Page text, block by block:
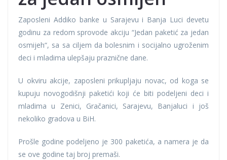
Zaposleni Addiko banke u Sarajevu i Banja Luci devetu
godinu za redom sprovode akciju “Jedan paketić za jedan
osmijeh“, sa sa ciljem da bolesnim i socijalno ugroženim
deci i mladima ulepšaju praznične dane.
U okviru akcije, zaposleni prikupljaju novac, od koga se
kupuju novogodišnji paketići koji će biti podeljeni deci i
mladima u Zenici, Gračanici, Sarajevu, Banjaluci i još
nekoliko gradova u BiH.
Prošle godine podeljeno je 300 paketića, a namera je da
se ove godine taj broj premaši.